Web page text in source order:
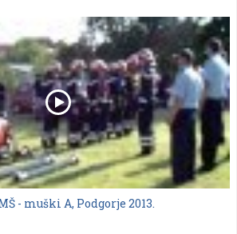
- muški A, Podgorje 2013.